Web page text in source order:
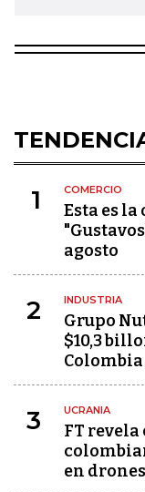
1 COMERCIO
Esta es
agosto
2 INDUSTRIA
Grupo
$10,3
Colombia
3 UCRANIA
FT
en